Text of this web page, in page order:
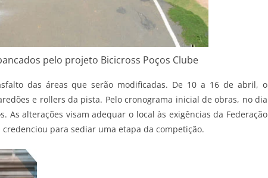
pelo projeto Bicicross Poços Clube
das áreas que serão modificadas. De 10 a 16 de abril, o
e rollers da pista. Pelo cronograma inicial de obras, no dia
As alterações visam adequar o local às exigências da Federação
para sediar uma etapa da competição.